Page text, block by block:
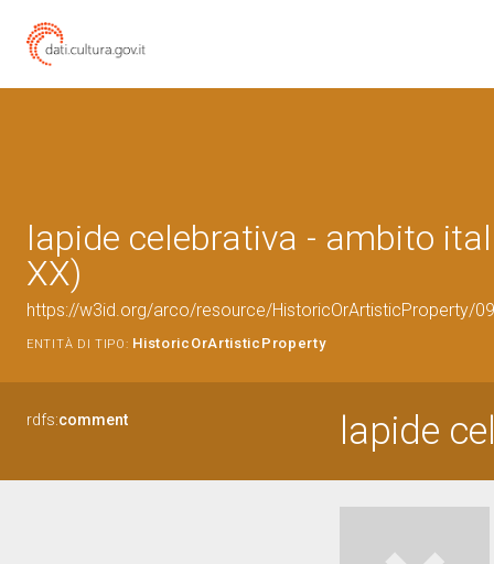
lapide celebrativa - ambito
XX)
https://w3id.org/arco/resource/HistoricOrArtisticProperty/
ENTITÀ DI TIPO: HistoricOrArtisticProperty
rdfs:comment lapide